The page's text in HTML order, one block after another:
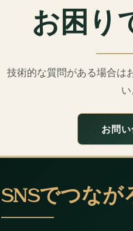
お困り
技術的な質問がある場合は
い
お問
SNSでつなが